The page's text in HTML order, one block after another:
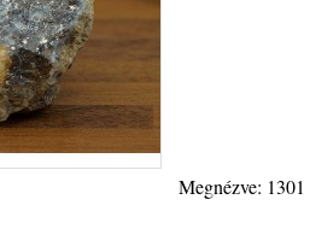
Megnézve: